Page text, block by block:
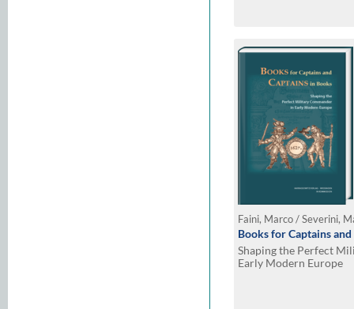
Faini, Marco / Severini,
Books for Captains
Shaping the Perfect
Early Modern Europe